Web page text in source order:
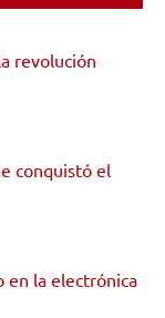
revolución
conquistó el
en la electrónica